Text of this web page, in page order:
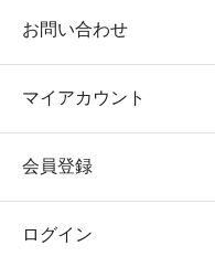
お問い合わせ
マイアカウント
会員登録
ログイン